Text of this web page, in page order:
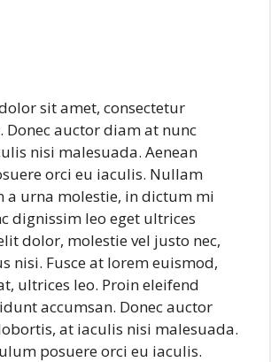
sit amet, consectetur
auctor diam at nunc
nisi malesuada. Aenean
orci eu iaculis. Nullam
a urna molestie, in dictum mi
dignissim leo eget ultrices
dolor, molestie vel justo nec,
nisi. Fusce at lorem euismod,
ultrices leo. Proin eleifend
accumsan. Donec auctor
at iaculis nisi malesuada.
posuere orci eu iaculis.